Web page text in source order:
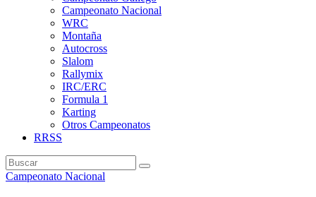
Campeonato Nacional
WRC
Montaña
Autocross
Slalom
Rallymix
IRC/ERC
Formula 1
Karting
Otros Campeonatos
RRSS
Campeonato Nacional